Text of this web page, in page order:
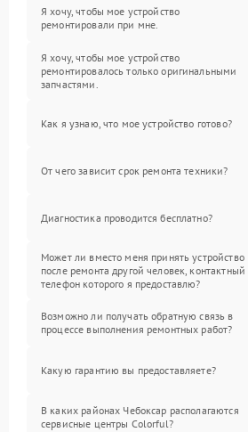
Я хочу, чтобы мое устройство
ремонтировали при мне.
Я хочу, чтобы мое устройство
ремонтировалось только оригинальными
запчастями.
Как я узнаю, что мое устройство готово?
От чего зависит срок ремонта техники?
Диагностика проводится бесплатно?
Может ли вместо меня принять устройство
после ремонта другой человек, контактный
телефон которого я предоставлю?
Возможно ли получать обратную связь в
процессе выполнения ремонтных работ?
Какую гарантию вы предоставляете?
В каких районах Чебоксар располагаются
сервисные центры Colorful?